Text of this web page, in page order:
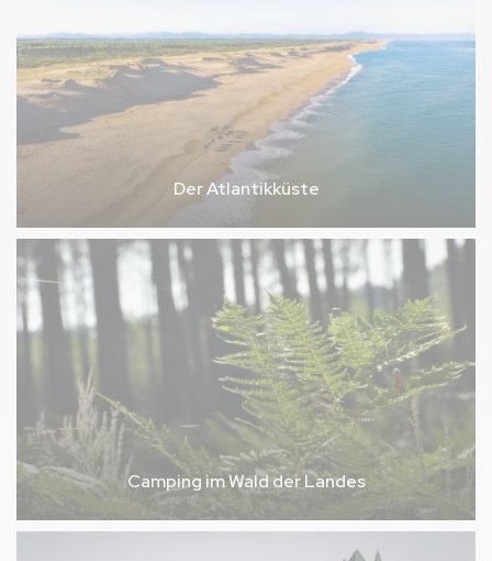
Der Atlantikküste
Camping im Wald der Landes